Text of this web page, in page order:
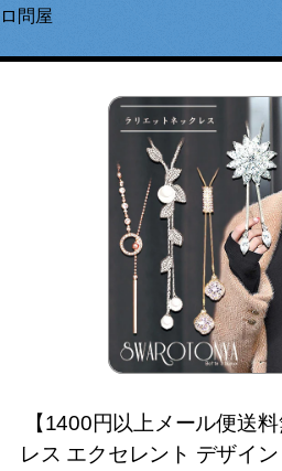
ロ問屋
【1400円以上メール便送
レス エクセレント デザイ